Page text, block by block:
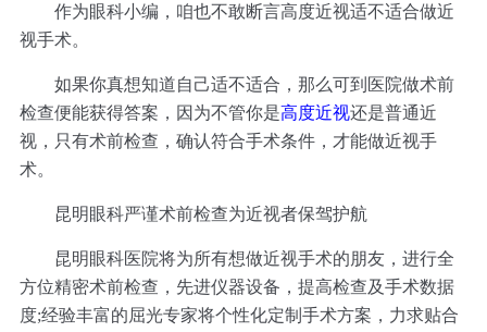
作为眼科小编，咱也不敢断言高度近视适不适合做近
视手术。
如果你真想知道自己适不适合，那么可到医院做术前
检查便能获得答案，因为不管你是高度近视还是普通近
视，只有术前检查，确认符合手术条件，才能做近视手
术。
昆明眼科严谨术前检查为近视者保驾护航
昆明眼科医院将为所有想做近视手术的朋友，进行全
方位精密术前检查，先进仪器设备，提高检查及手术数据
度;经验丰富的屈光专家将个性化定制手术方案，力求贴合